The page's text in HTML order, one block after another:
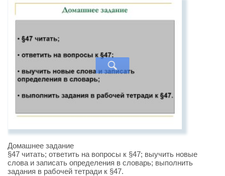
Домашнее задание
§47 читать; ответить на вопросы к §47; выучить новые
слова и записать определения в словарь; выполнить
задания в рабочей тетради к §47.